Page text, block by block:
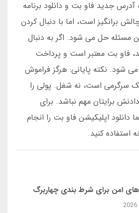
آدرس جدید فاو بت و دانلود برنامه
برانگیز است، اما با دنبال کردن
مسئله حل می شود. اگر به دنبال
فاو بت معتبر است و پرداخت
شود. نکته پایانی: هرگز فراموش
سرگرمی است، نه شغل. پولی را
برایتان مهم نباشد. برای
دانلود اپلیکیشن فاو بت را انجام
استفاده کنید.
امن برای شرط بندی چهاربرگ